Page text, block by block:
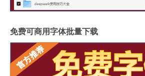
免费可商用字体批量下载